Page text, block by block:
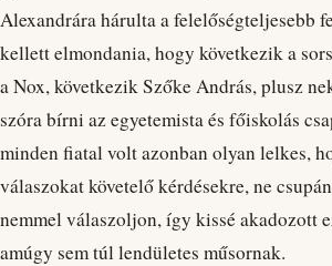
Alexandrára hárulta a felelőségteljesebb
kellett elmondania, hogy következik a
a Nox, következik Szőke András, plusz
szóra bírni az egyetemista és főiskolás
minden fiatal volt azonban olyan lelkes,
válaszokat követelő kérdésekre, ne
nemmel válaszoljon, így kissé akadozott
amúgy sem túl lendületes műsornak.